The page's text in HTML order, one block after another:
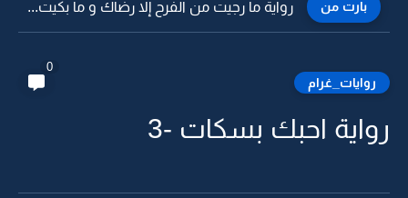
بارت من رواية ما رجيت من الفرح إلا رضاك و ما بكيت...
روايات_غرام
0
رواية احبك بسكات -3